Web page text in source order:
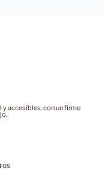
accesibles, con un firme